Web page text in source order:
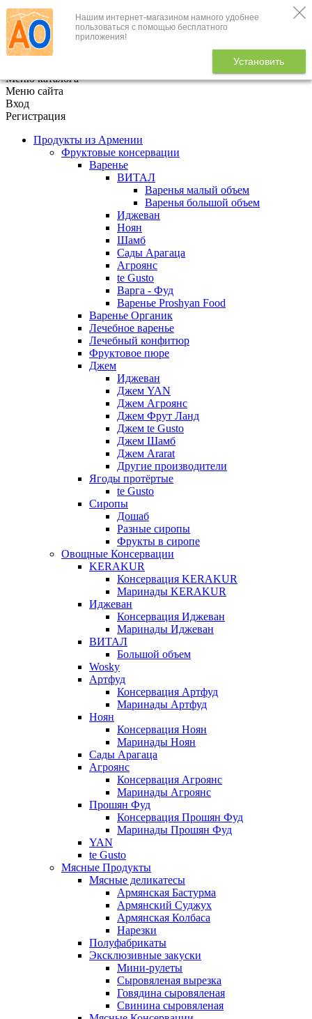
Нашим интернет-магазином намного удобнее
пользоваться с помощью бесплатного
приложения!
Установить
+7 (495) 646-888-1
В корзине
Меню каталога
Меню сайта
Вход
Регистрация
Продукты из Армении
Фруктовые консервации
Варенье
ВИТАЛ
Варенья малый объем
Варенья большой объем
Иджеван
Ноян
Шамб
Сады Арагаца
Агроянс
te Gusto
Варга - Фуд
Варенье Proshyan Food
Варенье Органик
Лечебное варенье
Лечебный конфитюр
Фруктовое пюре
Джем
Иджеван
Джем YAN
Джем Агроянс
Джем Фрут Ланд
Джем te Gusto
Джем Шамб
Джем Ararat
Другие производители
Ягоды протёртые
te Gusto
Сиропы
Дошаб
Разные сиропы
Фрукты в сиропе
Овощные Консервации
KERAKUR
Консервация KERAKUR
Маринады KERAKUR
Иджеван
Консервация Иджеван
Маринады Иджеван
ВИТАЛ
Большой объем
Wosky
Артфуд
Консервация Артфуд
Маринады Артфуд
Ноян
Консервация Ноян
Маринады Ноян
Сады Арагаца
Агроянс
Консервация Агроянс
Маринады Агроянс
Прошян Фуд
Консервация Прошян Фуд
Маринады Прошян Фуд
YAN
te Gusto
Мясные Продукты
Мясные деликатесы
Армянская Бастурма
Армянский Суджух
Армянская Колбаса
Нарезки
Полуфабрикаты
Эксклюзивные закуски
Мини-рулеты
Сыровяленая вырезка
Говядина сыровяленая
Свинина сыровяленая